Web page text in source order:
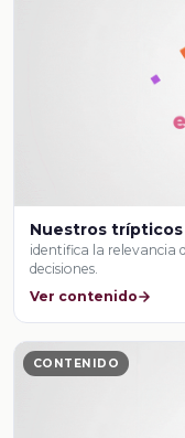
Nuestros
identifica la relevancia
decisiones.
Ver contenido
CONTENIDO